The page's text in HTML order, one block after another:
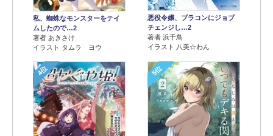
私、蜘蛛なモンスターをテイ
ムしたので…2
著者 あきさけ
イラスト タムラ ヨウ
悪役令嬢、ブラコンにジョブ
チェンジし…2
著者 浜千鳥
イラスト 八美☆わん
4位 5位